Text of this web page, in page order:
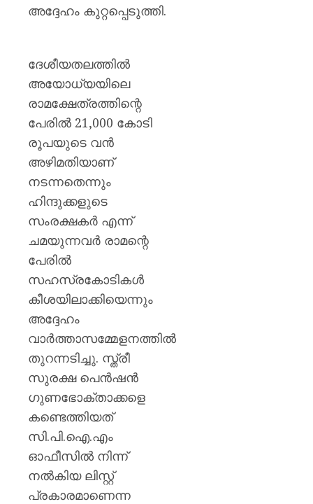
അദ്ദേഹം കുറ്റപ്പെടുത്തി.
ദേശീയതലത്തിൽ
അയോധ്യയിലെ
രാമക്ഷേത്രത്തിന്റെ
പേരിൽ 21,000 കോടി
രൂപയുടെ വൻ
അഴിമതിയാണ്
നടന്നതെന്നും
ഹിന്ദുക്കളുടെ
സംരക്ഷകർ എന്ന്
ചമയുന്നവർ രാമന്റെ
പേരിൽ
സഹസ്രകോടികൾ
കീശയിലാക്കിയെന്നും
അദ്ദേഹം
വാർത്താസമ്മേളനത്തിൽ
തുറന്നടിച്ചു. സ്ത്രീ
സുരക്ഷ പെൻഷൻ
ഗുണഭോക്താക്കളെ
കണ്ടെത്തിയത്
സി.പി.ഐ.എം
ഓഫീസിൽ നിന്ന്
നൽകിയ ലിസ്റ്റ്
പ്രകാരമാണെന്ന